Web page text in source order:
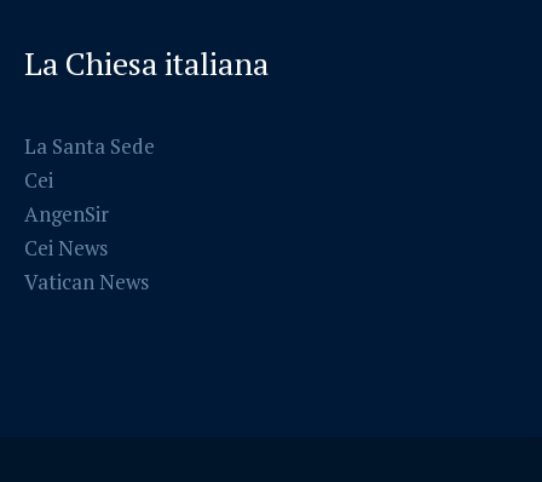
La Chiesa italiana
La Santa Sede
Cei
AngenSir
Cei News
Vatican News